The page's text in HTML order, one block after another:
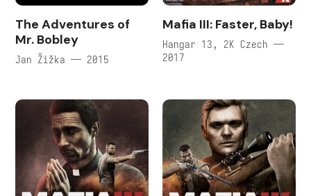
The Adventures of
Mr. Bobley
Jan Žižka — 2015
Mafia III: Faster, Baby!
Hangar 13, 2K Czech —
2017